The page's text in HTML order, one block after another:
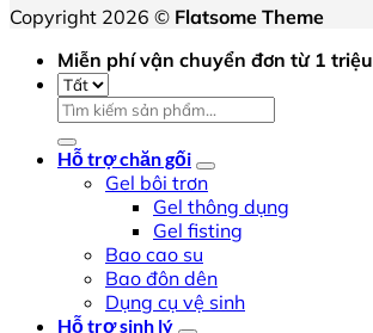
Copyright 2026 © Flatsome Theme
Miễn phí vận chuyển đơn từ 1 triệu
Tìm
kiếm:
Hỗ trợ chăn gối
Gel bôi trơn
Gel thông dụng
Gel fisting
Bao cao su
Bao đôn dên
Dụng cụ vệ sinh
Hỗ trợ sinh lý